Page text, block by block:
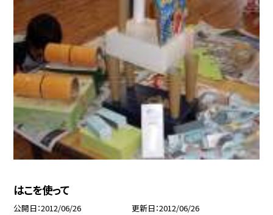
はこを使って
公開日 2012/06/26 更新日 2012/06/26